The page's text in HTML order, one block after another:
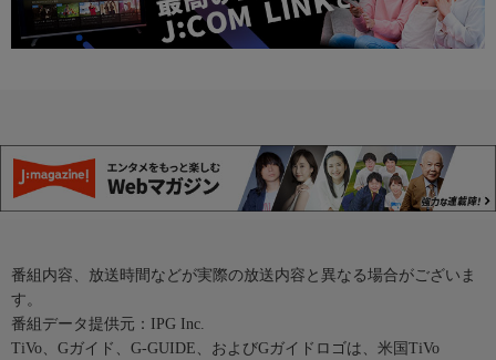
番組内容、放送時間などが実際の放送内容と異なる場合がございま
す。
番組データ提供元：IPG Inc.
TiVo、Gガイド、G-GUIDE、およびGガイドロゴは、米国TiVo